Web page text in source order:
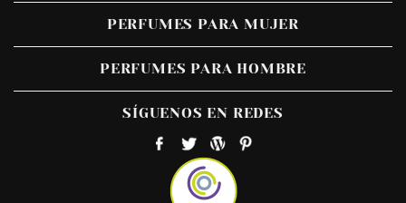
PERFUMES PARA MUJER
PERFUMES PARA HOMBRE
SÍGUENOS EN REDES